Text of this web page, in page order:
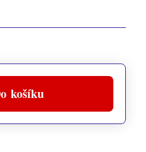
Do košíku